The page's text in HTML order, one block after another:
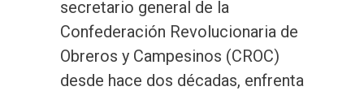
secretario general de la
Confederación Revolucionaria de
Obreros y Campesinos (CROC)
desde hace dos décadas, enfrenta